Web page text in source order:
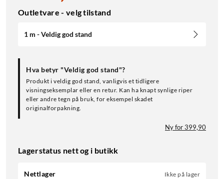
Outletvare - velg tilstand
1 m - Veldig god stand
Hva betyr "Veldig god stand"?
Produkt i veldig god stand, vanligvis et tidligere
visningseksemplar eller en retur. Kan ha knapt synlige riper
eller andre tegn på bruk, for eksempel skadet
originalforpakning.
Ny for 399,90
Lagerstatus nett og i butikk
Nettlager Ikke på lager